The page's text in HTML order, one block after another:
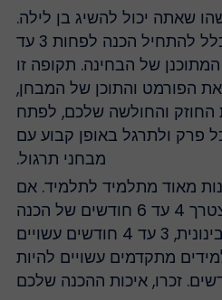
יכול להשיג בן לילה.
מומחים ממליצים בדרך כלל להתחיל הכנה לפחות 3 עד
של הבחינה. תקופה זו
והתוכן של המבחן,
והחולשה שלכם, לפתח
ולתרגל באופן קבוע עם
מבחני תרגול.
מאוד מתלמיד לתלמיד. אם
אתה מתחיל, ייתכן שתצטרך 4 עד 6 חודשים של הכנה
אינטנסיבית. עבור רמה בינונית, 3 עד 4 חודשים עשויים
מתקדמים עשויים להיות
3 חודשים. זכרו, איכות ההכנה שלכם